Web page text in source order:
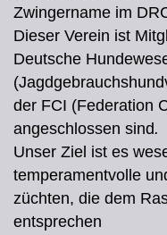
Zwingername im
Dieser Verein ist
Deutsche
der FCI (Federation
angeschlossen sind.
Unser Ziel ist es
temperamentvolle
züchten, die dem
entsprechen